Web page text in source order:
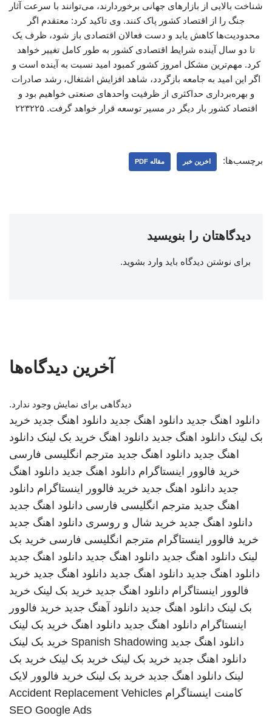
شناخت بالایی از بازارهای جهانی برخوردارند، می‌توانند با سرعت آثار
جنگ را از اقتصاد کشور پاک کنند. وی تاکید کرد: معتقدم اگر
محدودیت‌ها کاهش یابد و دست فعالان اقتصادی باز شود، ظرف یک
تا دو سال آینده شرایط اقتصادی کشور به طور کامل تغییر خواهد
کرد. مهم‌ترین مشکل امروز کشور کمبود امید نسبت به آینده است و
اگر این امید به جامعه بازگردد، شاهد افزایش اشتغال، رشد صادرات
و بهره‌برداری حداکثری از ظرفیت واحدهای صنعتی خواهیم بود و
اقتصاد کشور بار دیگر در مسیر توسعه قرار خواهد گرفت. ۲۲۳۲۲۵
برچسب‌ها: اخرین خبر مقاله PDF
دیدگاهتان را بنویسید
برای نوشتن دیدگاه باید وارد بشوید.
آخرین دیدگاه‌ها
دیدگاهی برای نمایش وجود ندارد.
دانلود اهنگ جدید دانلود اهنگ جدید دانلود اهنگ جدید خرید
بک لینک دانلود اهنگ جدید دانلود اهنگ خرید بک لینک دانلود
اهنگ جدید دانلود اهنگ جدید مترجم انگلیسی فارسی
خرید فالوور اینستاگرام دانلود اهنگ جدید دانلود اهنگ
جدید دانلود اهنگ جدید خرید فالوور اینستاگرام دانلود
اهنگ جدید مترجم انگلیسی فارسی دانلود اهنگ جدید
دانلود اهنگ جدید خرید شال و روسری دانلود اهنگ جدید
خرید فالوور اینستاگرام مترجم انگلیسی فارسی خرید بک
لینک دانلود اهنگ جدید دانلود اهنگ جدید دانلود اهنگ جدید
دانلود اهنگ جدید دانلود اهنگ جدید دانلود اهنگ جدید خرید
فالوور اینستاگرام دانلود اهنگ جدید خرید بک لینک خرید
بک لینک دانلود اهنگ جدید دانلود آهنگ جدید خرید فالوور
اینستاگرام دانلود اهنگ جدید دانلود اهنگ خرید بک لینک
دانلود اهنگ جدید Spanish Shadowing خرید بک لینک
دانلود اهنگ جدید خرید بک لینک خرید بک لینک خرید بک
لینک دانلود اهنگ جدید خرید بک لینک خرید فالوور لایک
کامنت اینستاگرام Accident Replacement Vehicles
SEO Google Ads